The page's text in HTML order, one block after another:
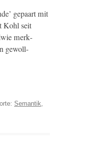
gepaart mit
Kohl seit
merk­
gewoll­
Semantik,